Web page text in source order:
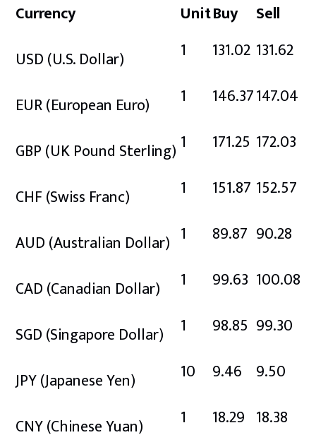
Currency
UnitBuy
Sell
USD(U.S. Dollar) 1 131.02 131.62
EUR(European Euro) 1 146.37147.04
GBP(UK Pound Sterling) 1 171.25 172.03
CHF(Swiss Franc) 1 151.87 152.57
AUD(Australian Dollar) 1 89.87 90.28
CAD(Canadian Dollar) 1 99.63 100.08
SGD(Singapore Dollar) 1 98.85 99.30
JPY(Japanese Yen) 10 9.46 9.50
CNY(Chinese Yuan) 1 18.29 18.38